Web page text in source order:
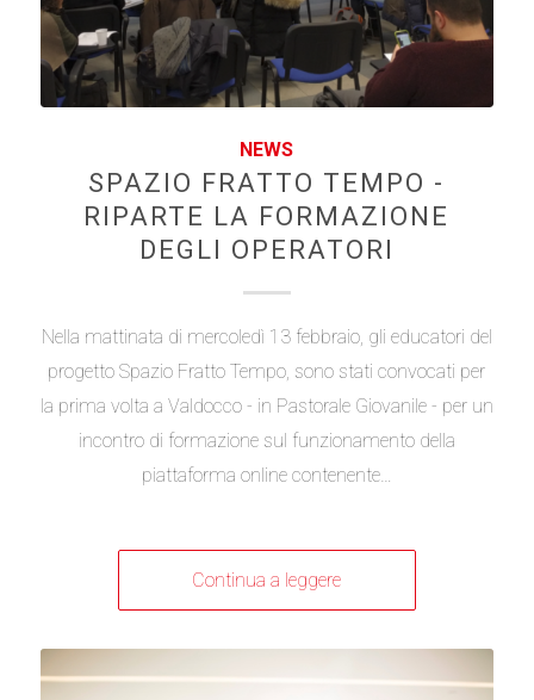
NEWS
SPAZIO FRATTO TEMPO -
RIPARTE LA FORMAZIONE
DEGLI OPERATORI
Nella mattinata di mercoledì 13 febbraio, gli educatori del
progetto Spazio Fratto Tempo, sono stati convocati per
la prima volta a Valdocco - in Pastorale Giovanile - per un
incontro di formazione sul funzionamento della
piattaforma online contenente…
Continua a leggere